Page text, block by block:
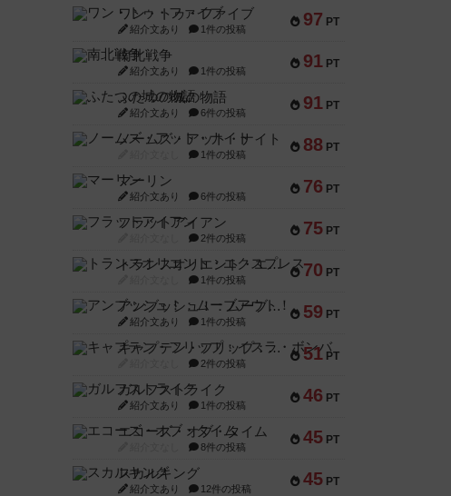
97 PT
ワン・トゥ・ファイブ
紹介文あり 1件の投稿
91 PT
南北戦争
紹介文あり 1件の投稿
91 PT
ふたつの城の物語
紹介文あり 6件の投稿
88 PT
ノームズ・アット・ナイト
1件の投稿
76 PT
マーリン
紹介文あり 6件の投稿
75 PT
フラットアイアン
2件の投稿
70 PT
トランスオリエント・エクスプレス
1件の投稿
59 PT
アンブッシュ！：ムーブアウト！
紹介文あり 1件の投稿
51 PT
キャプテン・フリップ：イスラ・ボンバ
2件の投稿
46 PT
ガルフストライク
紹介文あり 1件の投稿
45 PT
エコーズ・オブ・タイム
8件の投稿
45 PT
スカルキング
紹介文あり 12件の投稿